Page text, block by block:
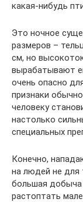
какая-нибудь
Это ночное
размеров –
см, но
вырабатывают
очень опасно
признаки
человеку
настолько
специальных
Конечно,
на людей не для
большая добыча
растоптать